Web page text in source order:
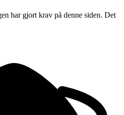
har gjort krav på denne siden. Det